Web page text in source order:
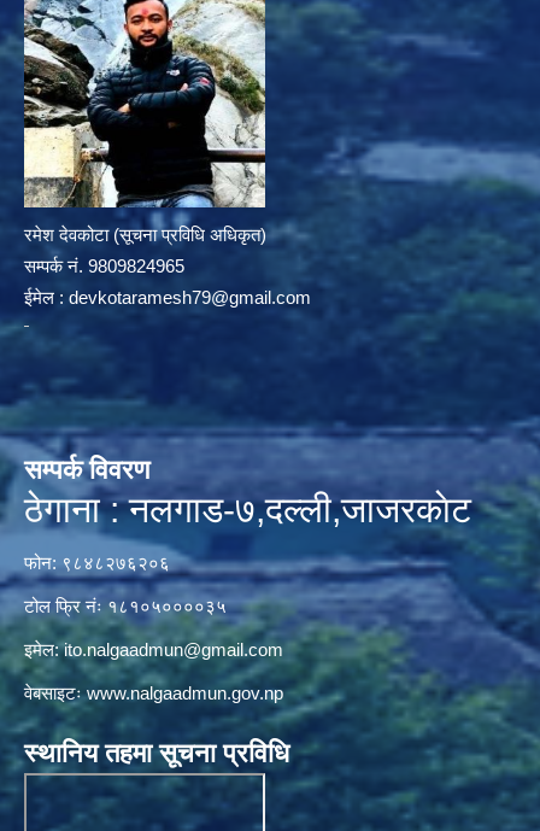
रमेश देवकोटा (सूचना प्रविधि अधिकृत)
सम्पर्क न‌ं. 9809824965
ईमेल : devkotaramesh79@gmail.com
सम्पर्क विवरण
ठेगाना : नलगाड-७,दल्ली,जाजरकाेट
फोन: ९८४८२७६२०६
टोल फ्रि नंः १८१०५००००३५
इमेल:ito.nalgaadmun@gmail.com
वेबसाइटःwww.nalgaadmun.gov.np
स्थानिय तहमा सूचना प्रविधि